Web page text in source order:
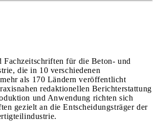
für die Beton- und
die in 10 verschiedenen
als 170 Ländern veröffentlicht
redaktionellen Berichterstattung
und Anwendung richten sich
gezielt an die Entscheidungsträger der